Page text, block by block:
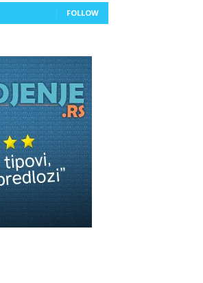
FOLLOW